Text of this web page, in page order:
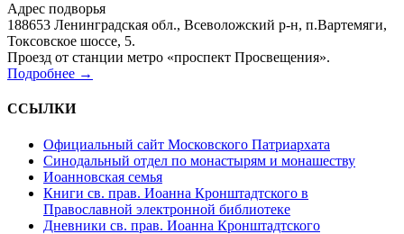
Адрес подворья
188653 Ленинградская обл., Всеволожский р-н, п.Вартемяги,
Токсовское шоссе, 5.
Проезд от станции метро «проспект Просвещения».
Подробнее →
ССЫЛКИ
Официальный сайт Московского Патриархата
Синодальный отдел по монастырям и монашеству
Иоанновская семья
Книги св. прав. Иоанна Кронштадтского в
Православной электронной библиотеке
Дневники св. прав. Иоанна Кронштадтского